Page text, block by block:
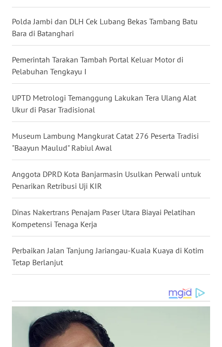
Polda Jambi dan DLH Cek Lubang Bekas Tambang Batu
Bara di Batanghari
Pemerintah Tarakan Tambah Portal Keluar Motor di
Pelabuhan Tengkayu I
UPTD Metrologi Temanggung Lakukan Tera Ulang Alat
Ukur di Pasar Tradisional
Museum Lambung Mangkurat Catat 276 Peserta Tradisi
"Baayun Maulud" Rabiul Awal
Anggota DPRD Kota Banjarmasin Usulkan Perwali untuk
Penarikan Retribusi Uji KIR
Dinas Nakertrans Penajam Paser Utara Biayai Pelatihan
Kompetensi Tenaga Kerja
Perbaikan Jalan Tanjung Jariangau-Kuala Kuaya di Kotim
Tetap Berlanjut
WN
KALTENG
WN
KALTARA
WN
KALSEL
WN
KALTIM
WN
WN
WN
SULUT
MALUKU
WN
MALUT